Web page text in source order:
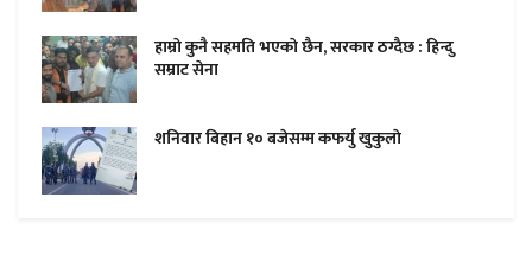
हाम्राे कुनै सहमति भएकाे छैन, सरकार ठग्दैछ : हिन्दु
सम्राट सेना
शनिवार बिहान १० बजेसम्म कफर्यु खुकुलाे